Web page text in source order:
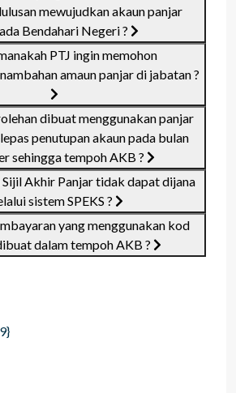
mewujudkan akaun panjar
Bendahari Negeri ?
PTJ ingin memohon
amaun panjar di jabatan ?
dibuat menggunakan panjar
penutupan akaun pada bulan
sehingga tempoh AKB ?
Akhir Panjar tidak dapat dijana
sistem SPEKS ?
yang menggunakan kod
dalam tempoh AKB ?